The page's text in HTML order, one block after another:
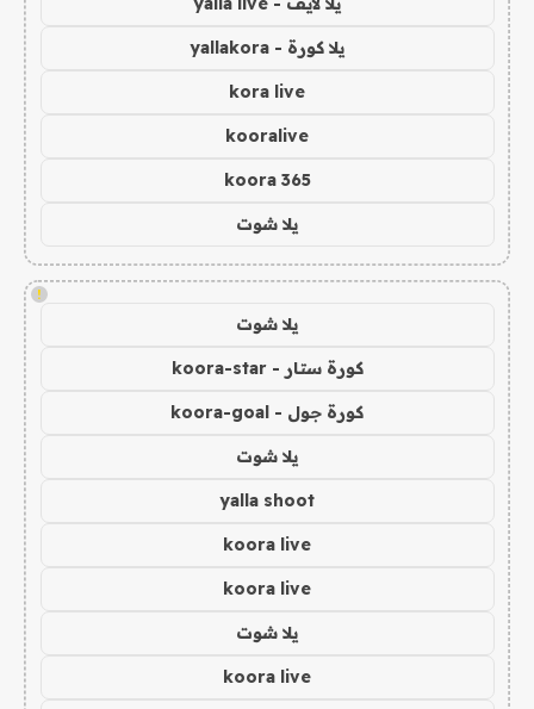
يلا كورة - yallakora
kora live
kooralive
koora 365
يلا شوت
!
يلا شوت
كورة ستار - koora-star
كورة جول - koora-goal
يلا شوت
yalla shoot
koora live
koora live
يلا شوت
koora live